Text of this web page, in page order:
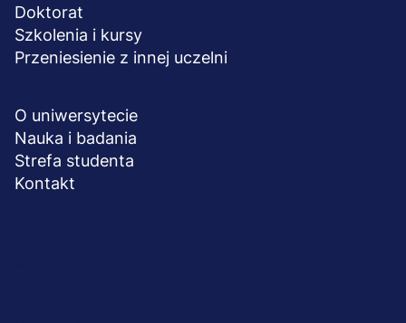
Doktorat
Szkolenia i kursy
Przeniesienie z innej uczelni
O uniwersytecie
Nauka i badania
Strefa studenta
Kontakt